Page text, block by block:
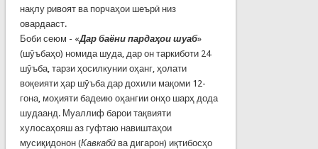
нақлу ривоят ва порчаҳои шеърӣ низ
овардааст.
Боби сеюм - «Дар баёни пардаҳои шуаб»
(шӯъбаҳо) номида шуда, дар он таркиботи 24
шӯъба, тарзи ҳосилкунии оҳанг, ҳолати
воқеияти ҳар шӯъба дар дохили мақоми 12-
гона, моҳияти бадеию оҳангии онҳо шарҳ дода
шудаанд. Муаллиф барои тақвияти
хулосаҳояш аз гуфтаю навиштаҳои
мусиқидонон (Кавкабӣва дигарон) иқтибосҳо